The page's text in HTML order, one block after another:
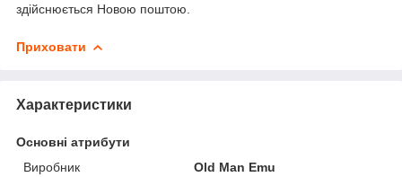
здійснюється Новою поштою.
Приховати
Характеристики
Основні атрибути
Виробник
Old Man Emu